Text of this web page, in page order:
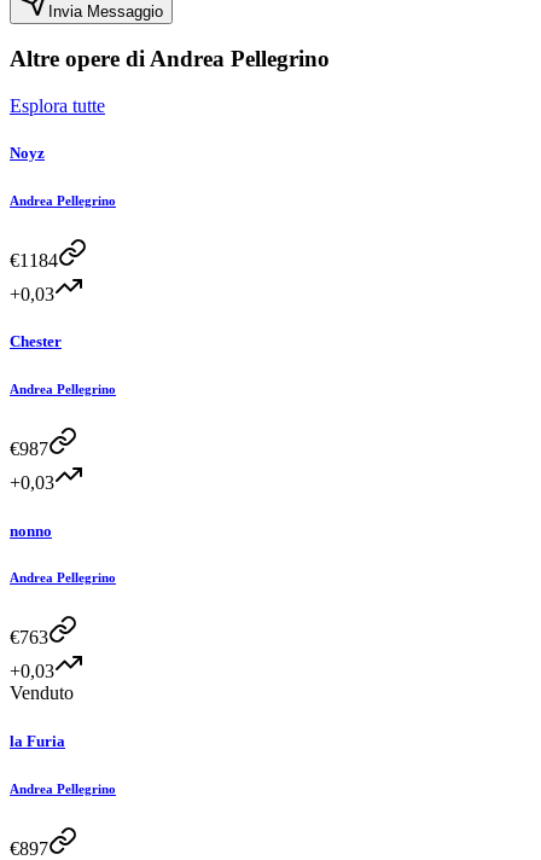
Invia Messaggio
Altre opere diAndrea Pellegrino
Esplora tutte
Noyz
Andrea Pellegrino
€1184
+0,03
Chester
Andrea Pellegrino
€987
+0,03
nonno
Andrea Pellegrino
€763
+0,03
Venduto
la Furia
Andrea Pellegrino
€897